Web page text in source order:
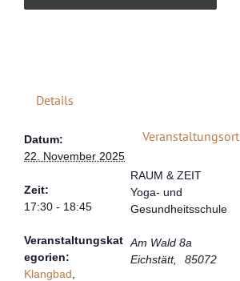
Details
Datum:
22. November 2025
Zeit:
17:30 - 18:45
Veranstaltungskat
egorien:
Klangbad
Veranstaltungsort
RAUM & ZEIT
Yoga- und
Gesundheitsschule
Am Wald 8a
Eichstätt, 85072